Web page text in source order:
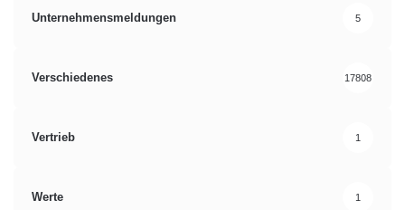
Unternehmensmeldungen 5
Verschiedenes 17808
Vertrieb 1
Werte 1